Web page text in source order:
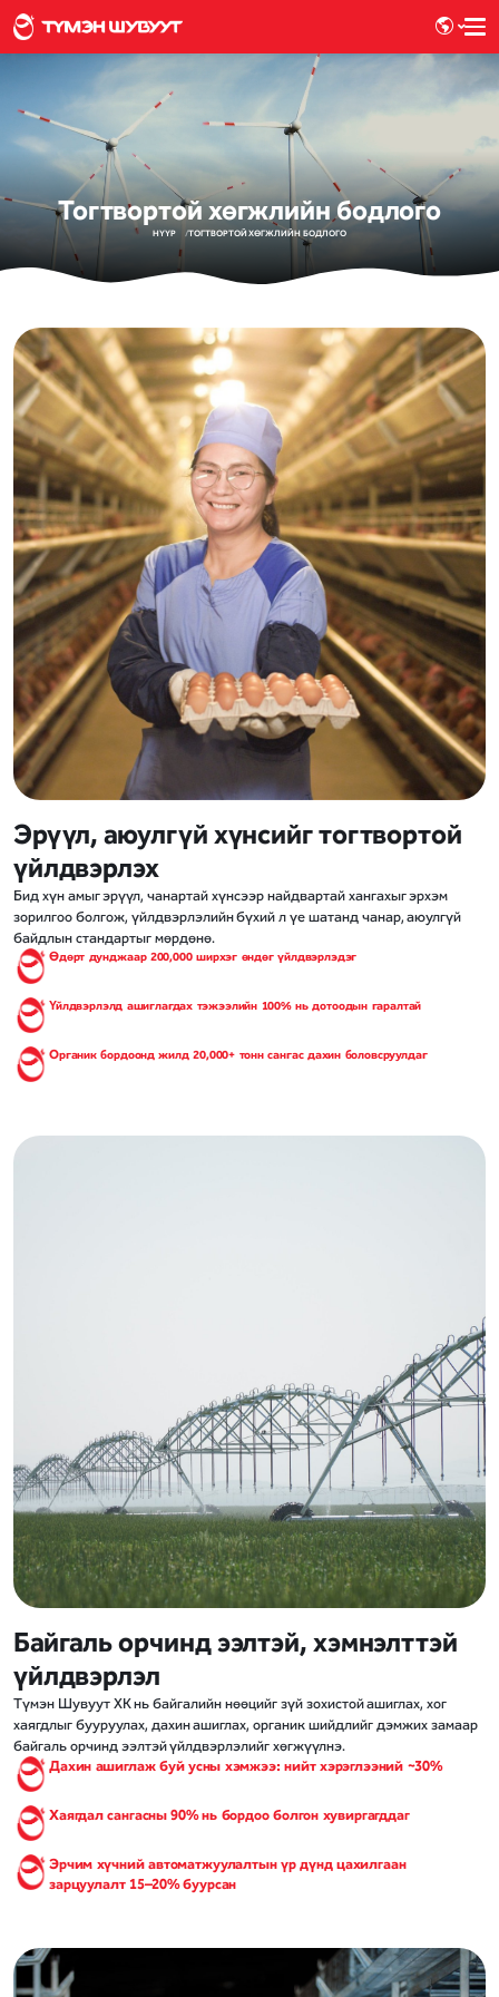
Тогтвортой хөгжлийн бодлого
НҮҮР ТОГТВОРТОЙ ХӨГЖЛИЙН БОДЛОГО
Эрүүл, аюулгүй хүнсийг тогтвортой
үйлдвэрлэх
Бид хүн амыг эрүүл, чанартай хүнсээр найдвартай хангахыг эрхэм
зорилгоо болгож, үйлдвэрлэлийн бүхий л үе шатанд чанар, аюулгүй
байдлын стандартыг мөрдөнө.
Өдөрт дунджаар 200,000 ширхэг өндөг үйлдвэрлэдэг
Үйлдвэрлэлд ашиглагдах тэжээлийн 100% нь дотоодын гаралтай
Органик бордоонд жилд 20,000+ тонн сангас дахин боловсруулдаг
Байгаль орчинд ээлтэй, хэмнэлттэй
үйлдвэрлэл
Түмэн Шувуут ХК нь байгалийн нөөцийг зүй зохистой ашиглах, хог
хаягдлыг бууруулах, дахин ашиглах, органик шийдлийг дэмжих замаар
байгаль орчинд ээлтэй үйлдвэрлэлийг хөгжүүлнэ.
Дахин ашиглаж буй усны хэмжээ: нийт хэрэглээний ~30%
Хаягдал сангасны 90% нь бордоо болгон хувиргагддаг
Эрчим хүчний автоматжуулалтын үр дүнд цахилгаан
зарцуулалт 15–20% буурсан